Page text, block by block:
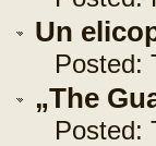
Un
Posted:
„The
Posted: